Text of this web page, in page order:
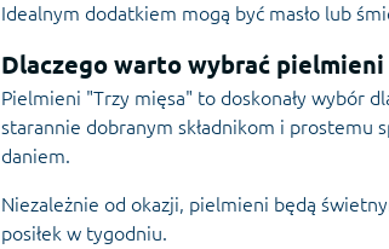
Idealnym dodatkiem mogą być masło lub
Dlaczego warto wybrać pielmieni
Pielmieni "Trzy mięsa" to doskonały wybór
starannie dobranym składnikom i prostemu
daniem.
Niezależnie od okazji, pielmieni będą
posiłek w tygodniu.